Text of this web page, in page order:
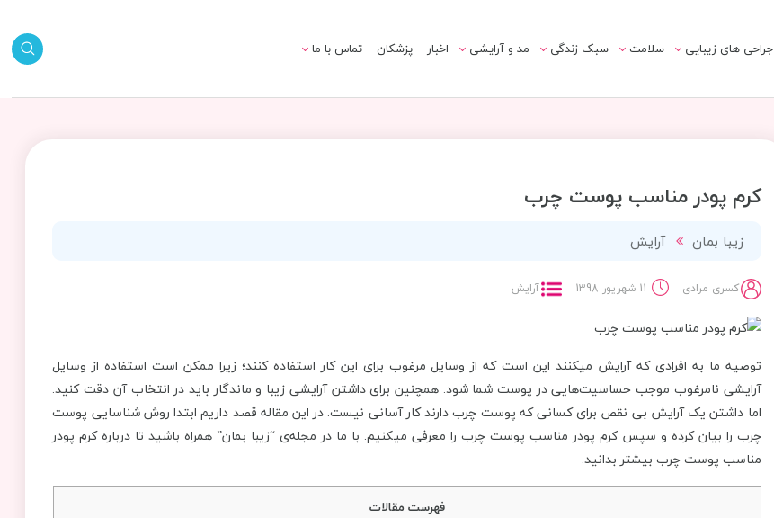
جراحی های زیبایی سلامت سبک زندگی مد و آرایشی اخبار پزشکان تماس با ما
کرم پودر مناسب پوست چرب
زیبا بمان آرایش
کسری مرادی 11 شهریور 1398 آرایش
توصیه ما به افرادی که آرایش می‎کنند این است که از وسایل مرغوب برای این کار استفاده کنند؛ زیرا ممکن است استفاده از وسایل
آرایشی نامرغوب موجب حساسیت‌هایی در پوست شما شود. همچنین برای داشتن آرایشی زیبا و ماندگار باید در انتخاب آن دقت کنید.
اما داشتن یک آرایش بی نقص برای کسانی که پوست چرب دارند کار آسانی نیست. در این مقاله قصد داریم ابتدا روش شناسایی پوست
چرب را بیان کرده و سپس کرم پودر مناسب پوست چرب را معرفی می‎کنیم. با ما در مجله‌ی “زیبا بمان” همراه باشید تا درباره کرم پودر
مناسب پوست چرب بیشتر بدانید.
فهرست مقالات